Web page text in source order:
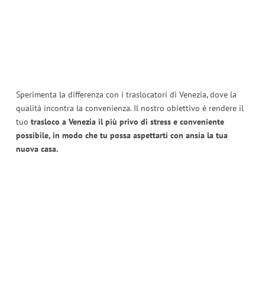
Sperimenta la differenza con i traslocatori di Venezia, dove la
qualità incontra la convenienza. Il nostro obiettivo è rendere il
tuo trasloco a Venezia il più privo di stress e conveniente
possibile, in modo che tu possa aspettarti con ansia la tua
nuova casa.